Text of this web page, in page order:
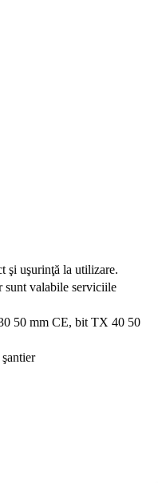
şi uşurinţă la utilizare.
sunt valabile serviciile
50 mm CE, bit TX 40 50